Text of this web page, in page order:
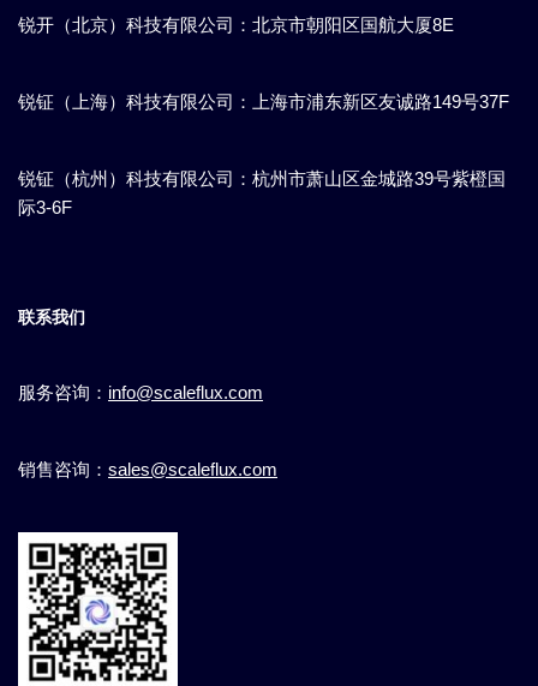
锐开（北京）科技有限公司：北京市朝阳区国航大厦8E
锐钲（上海）科技有限公司：上海市浦东新区​友诚路149号37F
锐钲（杭州）科技有限公司：杭州市萧山区金城路39号紫橙国
际3-6F
联系我们
服务咨询： info@scaleflux.com
销售咨询： sales@scaleflux.com